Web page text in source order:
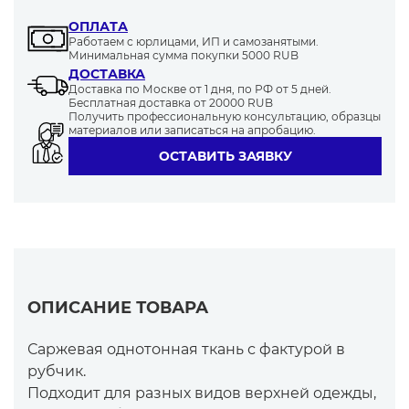
ОПЛАТА
Работаем с юрлицами, ИП и самозанятыми.
Минимальная сумма покупки 5000 RUB
ДОСТАВКА
Доставка по Москве от 1 дня, по РФ от 5 дней.
Бесплатная доставка от 20000 RUB
Получить профессиональную консультацию, образцы
материалов или записаться на апробацию.
ОСТАВИТЬ ЗАЯВКУ
ОПИСАНИЕ ТОВАРА
Саржевая однотонная ткань с фактурой в
рубчик.
Подходит для разных видов верхней одежды,